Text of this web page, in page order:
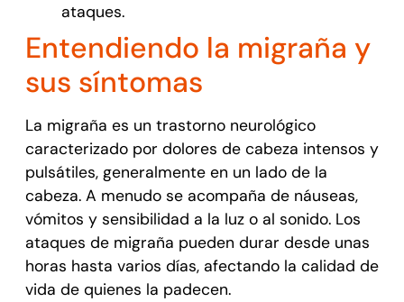
ataques.
Entendiendo la migraña y
sus síntomas
La migraña es un trastorno neurológico
caracterizado por dolores de cabeza intensos y
pulsátiles, generalmente en un lado de la
cabeza. A menudo se acompaña de náuseas,
vómitos y sensibilidad a la luz o al sonido. Los
ataques de migraña pueden durar desde unas
horas hasta varios días, afectando la calidad de
vida de quienes la padecen.